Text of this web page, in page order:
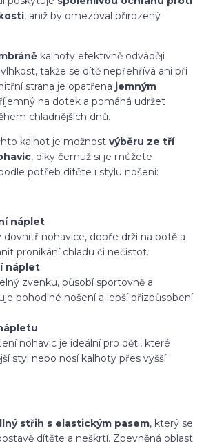
, aniž by omezoval přirozený
kalhoty efektivně odvádějí
takže se dítě nepřehřívá ani při
strana je opatřena jemným
na dotek a pomáhá udržet
chladnějších dnů.
kalhot je možnost výběru ze tří
, díky čemuž si je můžete
potřeb dítěte i stylu nošení:
náplet
dovnitř nohavice, dobře drží na botě a
pronikání chladu či nečistot.
náplet
zvenku, působí sportovně a
pohodlné nošení a lepší přizpůsobení
nohavic je ideální pro děti, které
styl nebo nosí kalhoty přes vyšší
střih s elastickým pasem, který se
dítěte a neškrtí. Zpevněná oblast